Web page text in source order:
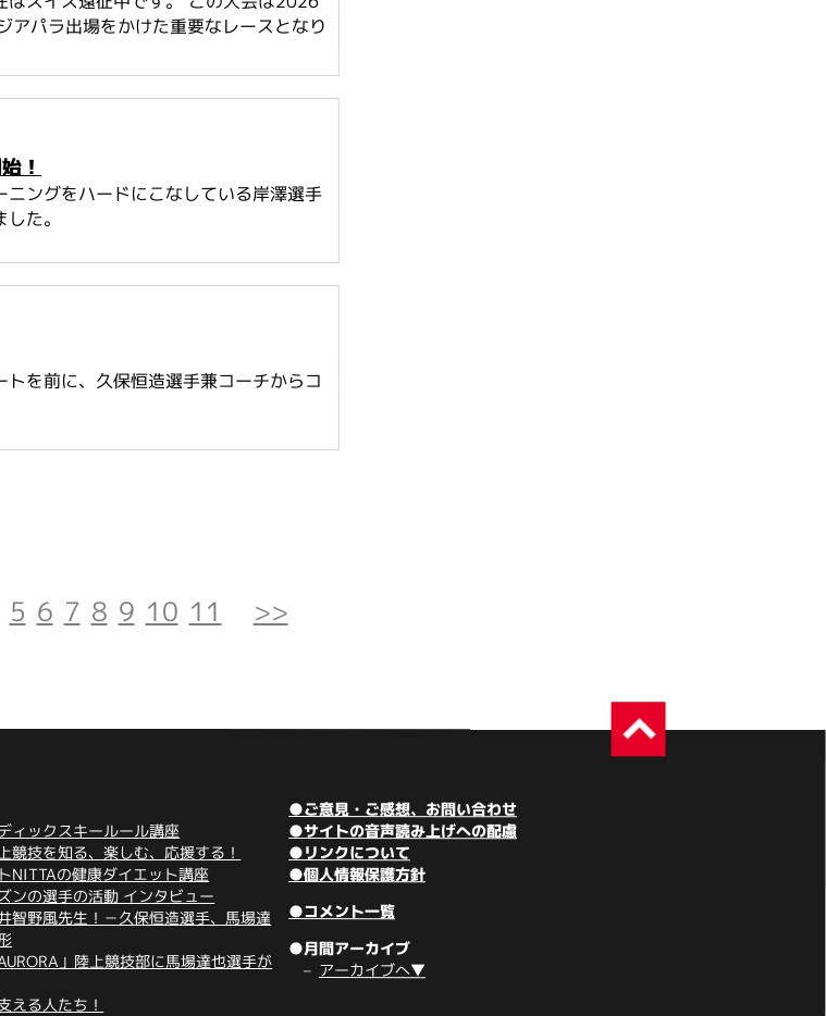
アパラ出場をかけた重要なレースとなり
！
ングをハードにこなしている岸澤選手
た。
を前に、久保恒造選手兼コーチからコ
5 6 7 8 9 10 11 >>
ィックスキールール講座
競技を知る、楽しむ、応援する！
NITTAの健康ダイエット講座
ンの選手の活動 インタビュー
智野風先生！－久保恒造選手、馬場達
」陸上競技部に馬場達也選手が
える人たち！
●ご意見・ご感想、お問い合わせ
●サイトの音声読み上げへの配慮
●リンクについて
●個人情報保護方針
●コメント一覧
●月間アーカイブ
アーカイブへ▼